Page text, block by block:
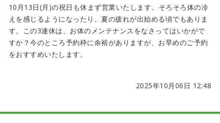
はじめての方へ
アクセス
ご予約・お問い合わせ
10月13日(月)の祝日も休まず営業いたします。そろそろ体の冷
えを感じるようになったり、夏の疲れが出始める頃でもありま
す。この3連休は、お体のメンテナンスをなさってはいかがで
すか？今のところ予約枠に余裕がありますが、お早めのご予約
をおすすめいたします。
2025年10月06日 12:48